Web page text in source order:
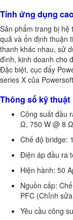
Tính ứng dụng cao
Sản phẩm trang bị hệ
quả và ổn định thuận
thanh khác nhau, sử
đình, kinh doanh cho
Đặc biệt, cục đẩy
series X của
Thông số kỹ thuật
Công suất đầu
Ω, 750 W @ 8 Ω
Chế độ bridge:
Điện áp đầu ra
Hiện hành: 50
Nguồn cấp:
PFC (Chỉnh
Yêu cầu công